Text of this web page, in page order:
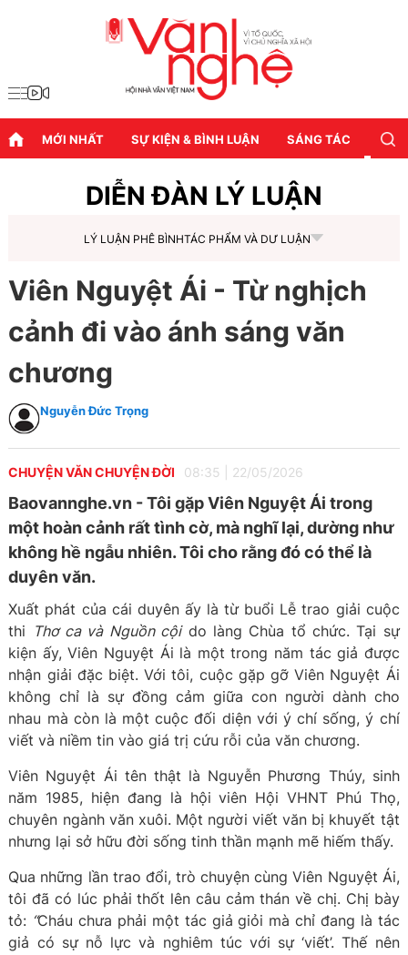
MỚI NHẤT SỰ KIỆN & BÌNH LUẬN SÁNG TÁC
DIỄN ĐÀN LÝ LUẬN
LÝ LUẬN PHÊ BÌNHTÁC PHẨM VÀ DƯ LUẬN
Viên Nguyệt Ái - Từ nghịch
cảnh đi vào ánh sáng văn
chương
Nguyễn Đức Trọng
CHUYỆN VĂN CHUYỆN ĐỜI 08:35 22/05/2026
Baovannghe.vn - Tôi gặp Viên Nguyệt Ái trong
một hoàn cảnh rất tình cờ, mà nghĩ lại, dường như
không hề ngẫu nhiên. Tôi cho rằng đó có thể là
duyên văn.
Xuất phát của cái duyên ấy là từ buổi Lễ trao giải cuộc
thi Thơ ca và Nguồn cộido làng Chùa tổ chức. Tại sự
kiện ấy, Viên Nguyệt Ái là một trong năm tác giả được
nhận giải đặc biệt. Với tôi, cuộc gặp gỡ Viên Nguyệt Ái
không chỉ là sự đồng cảm giữa con người dành cho
nhau mà còn là một cuộc đối diện với ý chí sống, ý chí
viết và niềm tin vào giá trị cứu rỗi của văn chương.
Viên Nguyệt Ái tên thật là Nguyễn Phương Thúy, sinh
năm 1985, hiện đang là hội viên Hội VHNT Phú Thọ,
chuyên ngành văn xuôi. Một người viết văn bị khuyết tật
nhưng lại sở hữu đời sống tinh thần mạnh mẽ hiếm thấy.
Qua những lần trao đổi, trò chuyện cùng Viên Nguyệt Ái,
tôi đã có lúc phải thốt lên câu cảm thán về chị. Chị bày
tỏ: “Cháu chưa phải một tác giả giỏi mà chỉ đang là tác
giả có sự nỗ lực và nghiêm túc với sự ‘viết’. Thế nên